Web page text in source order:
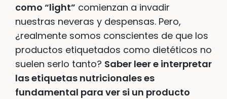
como “light” comienzan a invadir
nuestras neveras y despensas. Pero,
¿realmente somos conscientes de que los
productos etiquetados como dietéticos no
suelen serlo tanto? Saber leer e interpretar
las etiquetas nutricionales es
fundamental para ver si un producto